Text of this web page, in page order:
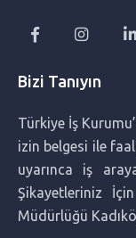
Fiyatları Nedir?
Filipinli Bakıcı
Bizi Tanıyın
Türkiye İş
izin belgesi ile
uyarınca iş
Şikayetleriniz
Müdürlüğü